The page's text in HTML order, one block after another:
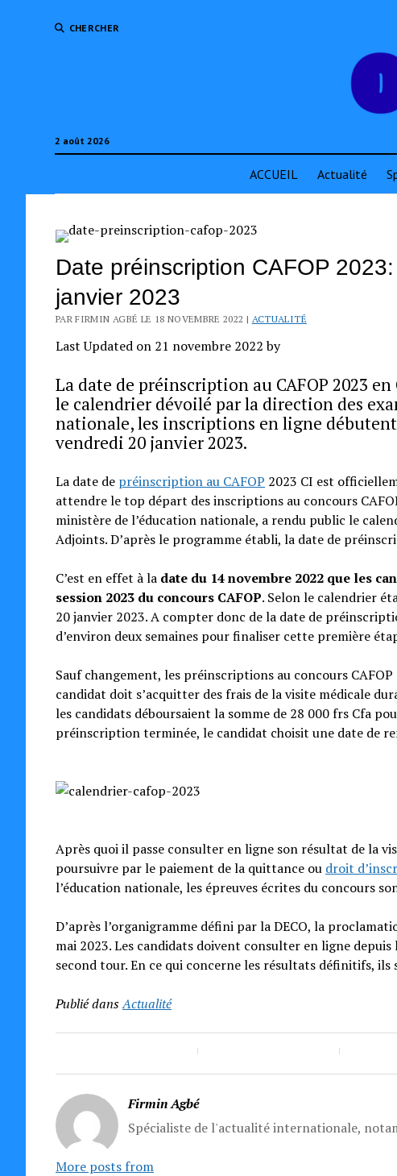
CHERCHER
2 août 2026
ACCUEIL Actualité
Date préinscription CAFOP
janvier 2023
PAR FIRMIN AGBÉ LE 18 NOVEMBRE 2022 | ACTUALITÉ
Last Updated on 21 novembre 2022 by
La date de préinscription au CAFOP 2023
le calendrier dévoilé par la direction des
nationale, les inscriptions en ligne
vendredi 20 janvier 2023.
La date de préinscription au CAFOP 2023 CI est
attendre le top départ des inscriptions au concours
ministère de l’éducation nationale, a rendu public le
Adjoints. D’après le programme établi, la date de
C’est en effet à la date du 14 novembre 2022 que les
session 2023 du concours CAFOP. Selon le calendrier
20 janvier 2023. A compter donc de la date de
d’environ deux semaines pour finaliser cette première
Sauf changement, les préinscriptions au concours
candidat doit s’acquitter des frais de la visite médicale
les candidats déboursaient la somme de 28 000 frs Cfa
préinscription terminée, le candidat choisit une date de
Après quoi il passe consulter en ligne son résultat de la
poursuivre par le paiement de la quittance ou droit
l’éducation nationale, les épreuves écrites du concours
D’après l’organigramme défini par la DECO, la
mai 2023. Les candidats doivent consulter en ligne depuis
second tour. En ce qui concerne les résultats définitifs,
Publié dansActualité
Firmin Agbé
Spécialiste de l'actualité internationale,
More posts from